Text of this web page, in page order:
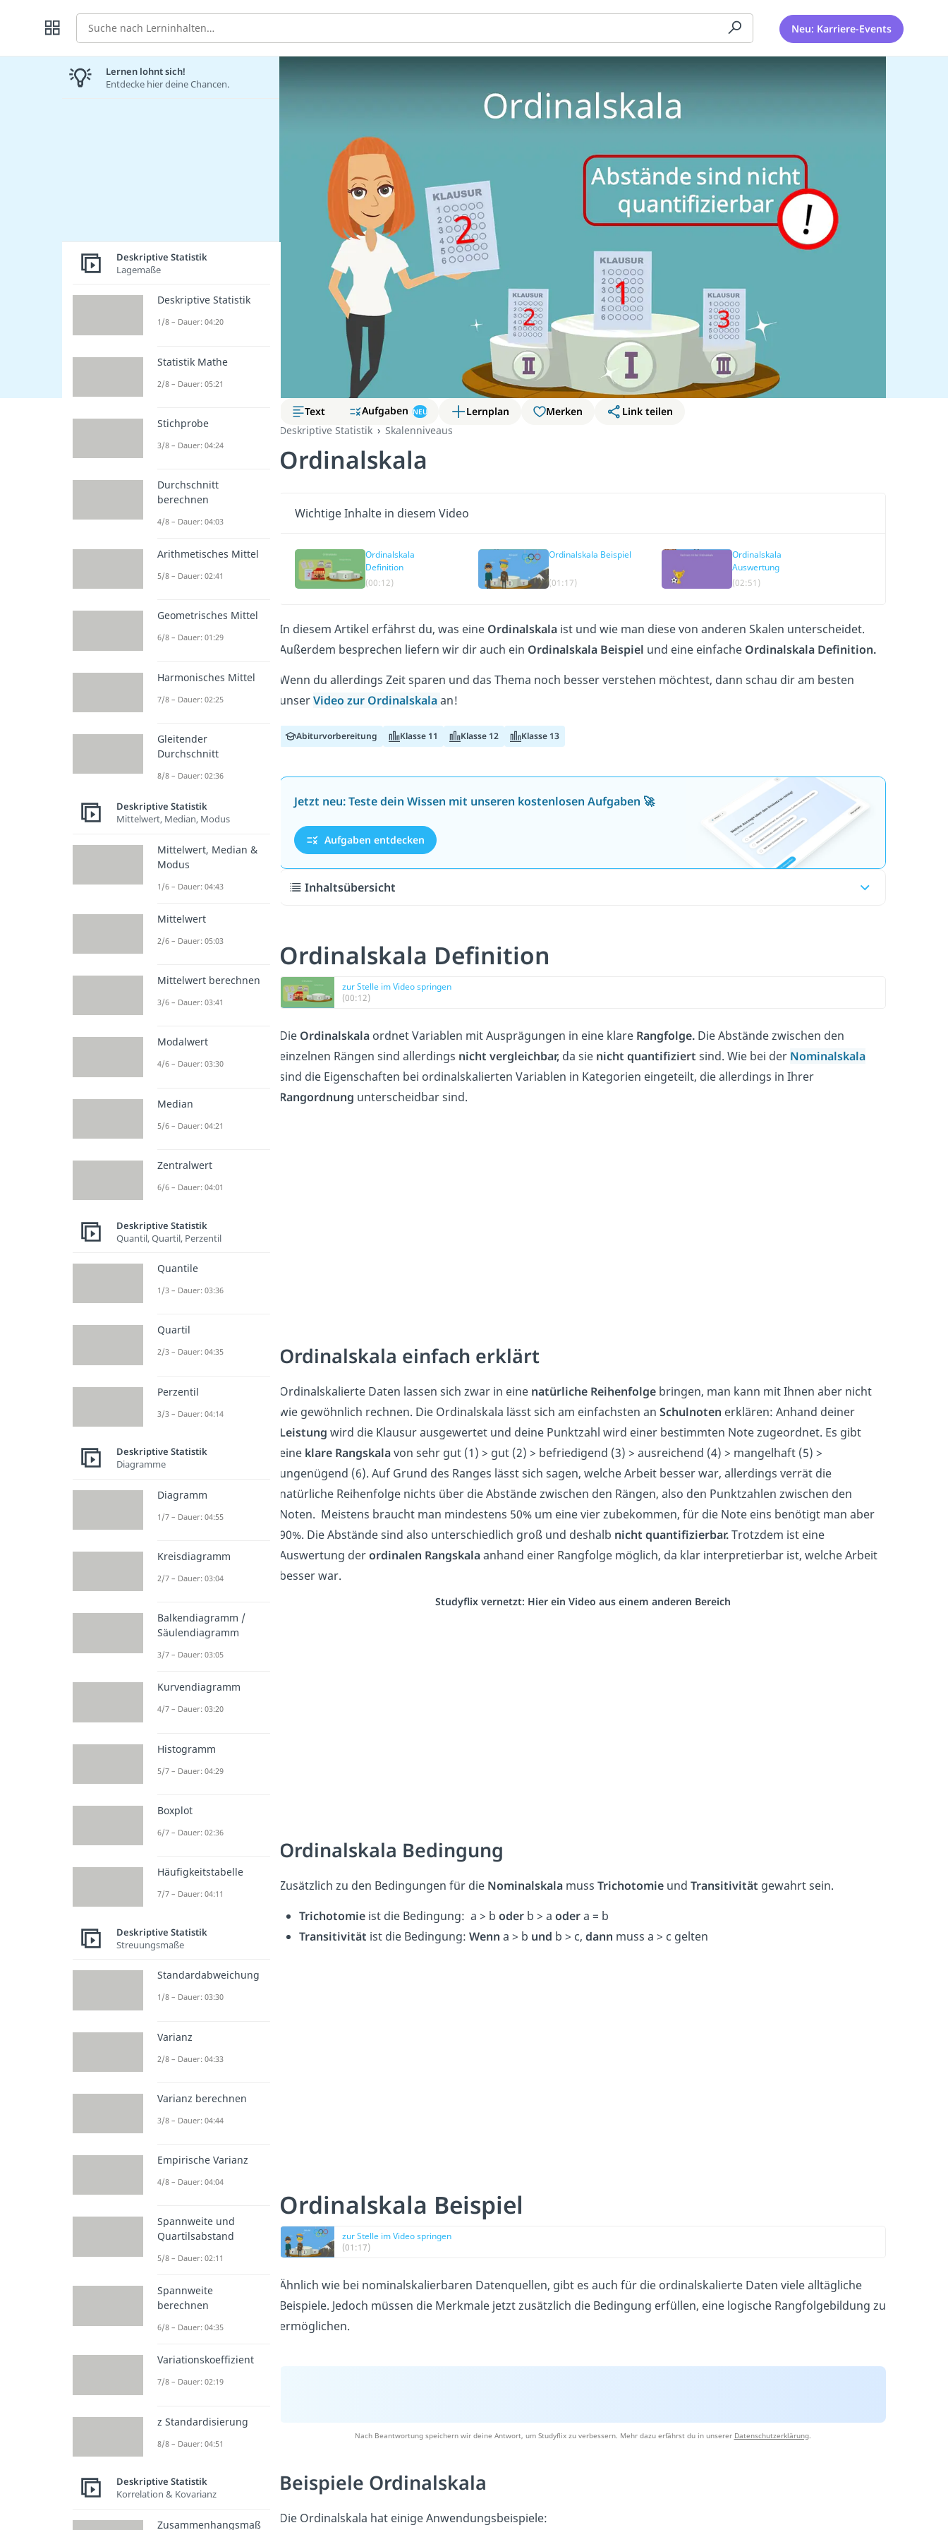
Suche Neu: Karriere-Events
Text Aufgaben NEU Lernplan Merken
Link teilen
Deskriptive Statistik
Skalenniveaus
Ordinalskala
Wichtige Inhalte in diesem Video
Ordinalskala
Definition
(00:12)
Ordinalskala Beispiel
(01:17)
Ordinalskala
Auswertung
(02:51)
In diesem Artikel erfährst du, was eine Ordinalskala ist und wie man diese von anderen Skalen unterscheidet.
Außerdem besprechen liefern wir dir auch ein Ordinalskala Beispiel und eine einfache Ordinalskala Definition.
Wenn du allerdings Zeit sparen und das Thema noch besser verstehen möchtest, dann schau dir am besten
unserVideo zur Ordinalskalaan!
Abiturvorbereitung Klasse 11 Klasse 12 Klasse 13
Jetzt neu: Teste dein Wissen mit unseren kostenlosen Aufgaben 🚀
Aufgaben entdecken
Inhaltsübersicht
Ordinalskala Definition
zur Stelle im Video springen
(00:12)
Die Ordinalskala ordnet Variablen mit Ausprägungen in eine klare Rangfolge. Die Abstände zwischen den
einzelnen Rängen sind allerdings nicht vergleichbar, da sie nicht quantifiziert sind. Wie bei der Nominalskala
sind die Eigenschaften bei ordinalskalierten Variablen in Kategorien eingeteilt, die allerdings in Ihrer
Rangordnung unterscheidbar sind.
Ordinalskala einfach erklärt
Ordinalskalierte Daten lassen sich zwar in eine natürliche Reihenfolge bringen, man kann mit Ihnen aber nicht
wie gewöhnlich rechnen. Die Ordinalskala lässt sich am einfachsten an Schulnoten erklären: Anhand deiner
Leistung wird die Klausur ausgewertet und deine Punktzahl wird einer bestimmten Note zugeordnet. Es gibt
eine klare Rangskalavon sehr gut (1) > gut (2) > befriedigend (3) > ausreichend (4) > mangelhaft (5) >
ungenügend (6). Auf Grund des Ranges lässt sich sagen, welche Arbeit besser war, allerdings verrät die
natürliche Reihenfolge nichts über die Abstände zwischen den Rängen, also den Punktzahlen zwischen den
Noten. Meistens braucht man mindestens 50% um eine vier zubekommen, für die Note eins benötigt man aber
90%. Die Abstände sind also unterschiedlich groß und deshalb nicht quantifizierbar.Trotzdem ist eine
Auswertung derordinalen Rangskalaanhand einer Rangfolge möglich, da klar interpretierbar ist, welche Arbeit
besser war.
Studyflix vernetzt: Hier ein Video aus einem anderen Bereich
Ordinalskala Bedingung
Zusätzlich zu den Bedingungen für die Nominalskala muss Trichotomie und Transitivität gewahrt sein.
Trichotomie ist die Bedingung: a > b oder b > a odera = b
Transitivität ist die Bedingung: Wenn a > b und b > c, dann muss a > c gelten
Ordinalskala Beispiel
zur Stelle im Video springen
(01:17)
Ähnlich wie bei nominalskalierbaren Datenquellen, gibt es auch für die ordinalskalierte Daten viele alltägliche
Beispiele. Jedoch müssen die Merkmale jetzt zusätzlich die Bedingung erfüllen, eine logische Rangfolgebildung zu
ermöglichen.
Nach Beantwortung speichern wir deine Antwort, um Studyflix zu verbessern. Mehr dazu erfährst du in unserer Datenschutzerklärung.
Beispiele Ordinalskala
Die Ordinalskala hat einige Anwendungsbeispiele:
Lernen lohnt sich!
Entdecke hier deine Chancen.
Deskriptive Statistik
Lagemaße
Deskriptive Statistik
1/8 – Dauer: 04:20
Statistik Mathe
2/8 – Dauer: 05:21
Stichprobe
3/8 – Dauer: 04:24
Durchschnitt
berechnen
4/8 – Dauer: 04:03
Arithmetisches Mittel
5/8 – Dauer: 02:41
Geometrisches Mittel
6/8 – Dauer: 01:29
Harmonisches Mittel
7/8 – Dauer: 02:25
Gleitender
Durchschnitt
8/8 – Dauer: 02:36
Deskriptive Statistik
Mittelwert, Median, Modus
Mittelwert, Median &
Modus
1/6 – Dauer: 04:43
Mittelwert
2/6 – Dauer: 05:03
Mittelwert berechnen
3/6 – Dauer: 03:41
Modalwert
4/6 – Dauer: 03:30
Median
5/6 – Dauer: 04:21
Zentralwert
6/6 – Dauer: 04:01
Deskriptive Statistik
Quantil, Quartil, Perzentil
Quantile
1/3 – Dauer: 03:36
Quartil
2/3 – Dauer: 04:35
Perzentil
3/3 – Dauer: 04:14
Deskriptive Statistik
Diagramme
Diagramm
1/7 – Dauer: 04:55
Kreisdiagramm
2/7 – Dauer: 03:04
Balkendiagramm /
Säulendiagramm
3/7 – Dauer: 03:05
Kurvendiagramm
4/7 – Dauer: 03:20
Histogramm
5/7 – Dauer: 04:29
Boxplot
6/7 – Dauer: 02:36
Häufigkeitstabelle
7/7 – Dauer: 04:11
Deskriptive Statistik
Streuungsmaße
Standardabweichung
1/8 – Dauer: 03:30
Varianz
2/8 – Dauer: 04:33
Varianz berechnen
3/8 – Dauer: 04:44
Empirische Varianz
4/8 – Dauer: 04:04
Spannweite und
Quartilsabstand
5/8 – Dauer: 02:11
Spannweite
berechnen
6/8 – Dauer: 04:35
Variationskoeffizient
7/8 – Dauer: 02:19
z Standardisierung
8/8 – Dauer: 04:51
Deskriptive Statistik
Korrelation & Kovarianz
Zusammenhangsmaß